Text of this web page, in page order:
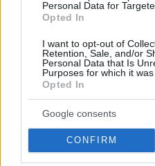
Personal Data for
Opted In
I want to opt-out of
Retention, Sale, and/or
Personal Data that Is
Purposes for which it was
Opted In
Google consents
CONFIRM